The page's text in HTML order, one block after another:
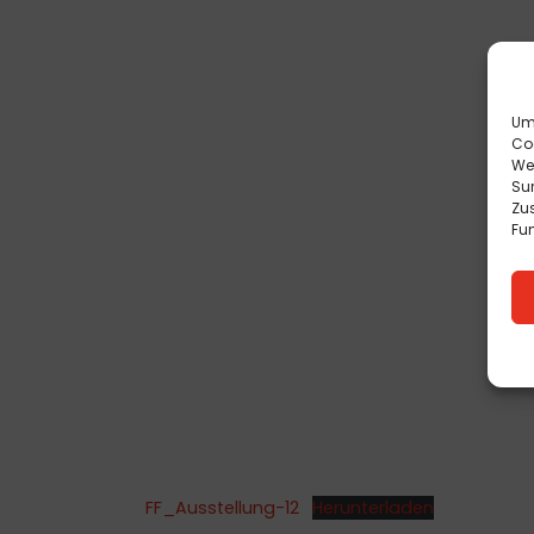
FF_Ausstellung-12 Herunterladen